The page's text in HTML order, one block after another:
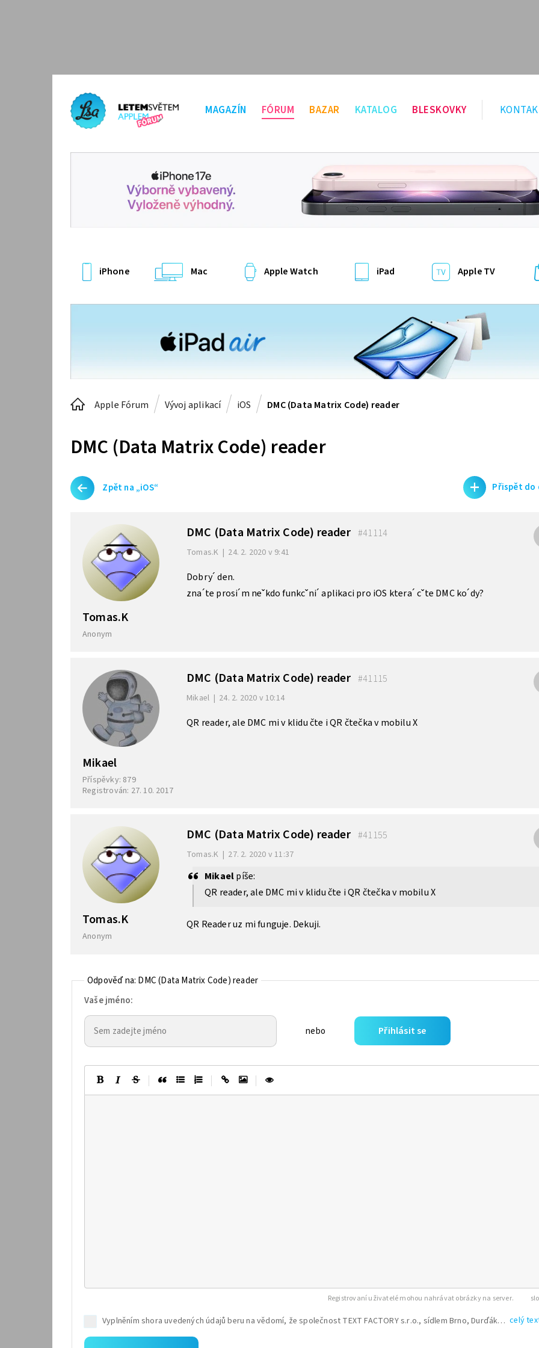
MAGAZÍN FÓRUM BAZAR KATALOG BLESKOVKY
iPhone Mac Apple Watch iPad Apple TV
Apple Fórum Vývoj aplikací iOS DMC (Data Matrix Code) reader
DMC (Data Matrix Code) reader
Zpět na „iOS“ + Přispět do
Tomas.K
Anonym
DMC (Data Matrix Code) reader #41114
Tomas.K | 24. 2. 2020 v 9:41
Dobry´ den.
zna´te prosi´m neˇkdo funkcˇni´ aplikaci pro iOS ktera´ cˇte DMC ko´dy?
Mikael
Příspěvky: 879
Registrován: 27. 10. 2017
DMC (Data Matrix Code) reader #41115
Mikael | 24. 2. 2020 v 10:14
QR reader, ale DMC mi v klidu čte i QR čtečka v mobilu X
Tomas.K
Anonym
DMC (Data Matrix Code) reader #41155
Tomas.K | 27. 2. 2020 v 11:37
Mikaelpíše:
QR reader, ale DMC mi v klidu čte i QR čtečka v mobilu X
QR Reader uz mi funguje. Dekuji.
Odpověď na: DMC (Data Matrix Code) reader
Vaše jméno:
nebo Přihlásit se
Registrovaní uživatelé mohou nahrávat obrázky na server.
celý